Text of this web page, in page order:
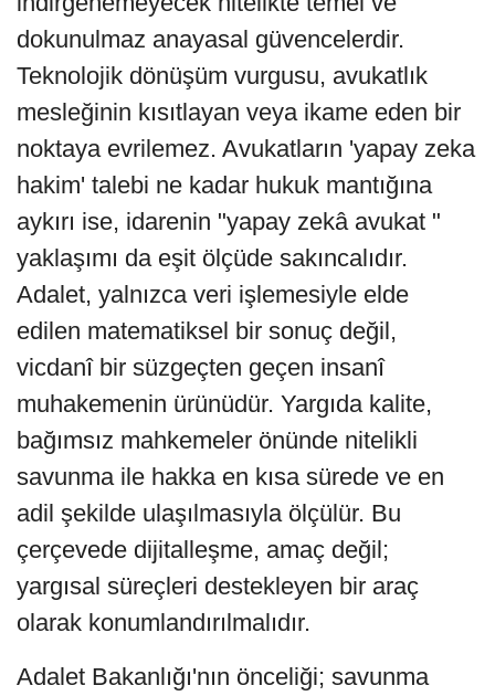
dokunulmaz anayasal güvencelerdir.
Teknolojik dönüşüm vurgusu, avukatlık
mesleğinin kısıtlayan veya ikame eden bir
noktaya evrilemez. Avukatların 'yapay zeka
hakim' talebi ne kadar hukuk mantığına
aykırı ise, idarenin "yapay zekâ avukat "
yaklaşımı da eşit ölçüde sakıncalıdır.
Adalet, yalnızca veri işlemesiyle elde
edilen matematiksel bir sonuç değil,
vicdanî bir süzgeçten geçen insanî
muhakemenin ürünüdür. Yargıda kalite,
bağımsız mahkemeler önünde nitelikli
savunma ile hakka en kısa sürede ve en
adil şekilde ulaşılmasıyla ölçülür. Bu
çerçevede dijitalleşme, amaç değil;
yargısal süreçleri destekleyen bir araç
olarak konumlandırılmalıdır.
Adalet Bakanlığı'nın önceliği; savunma